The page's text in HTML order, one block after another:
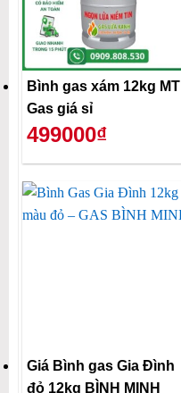
Bình gas xám 12kg MT
Gas giá sỉ
499000₫
Giá Bình gas Gia Đình
đỏ 12kg BÌNH MINH